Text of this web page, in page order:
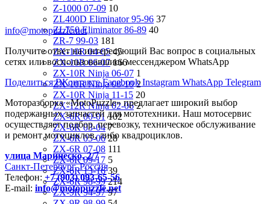
Z-1000 07-09 10
ZL400D Eliminator 95-96 37
ZL750 Eliminator 86-89 40
ZR-7 99-03 181
ZX-10R 04-05 45
ZX-10R 06-07 166
ZX-10R Ninja 06-07 1
ZX-10R Ninja 08-10 2
ZX-10R Ninja 11-15 20
ZX-12R Ninja 02-06 2
ZX-6R 00-01 102
ZX-6R 03-04 7
ZX-6R 05-06 28
ZX-6R 07-08 111
ZX-6R 09-17 5
ZX-6R 13-16 39
ZX-6R 98-99 214
ZX-9R 94-97 97
info@motopuzzle.net
Получите ответ на интересующий Вас вопрос в социальных
сетях или воспользовавшись мессенджером WhatsApp
Поделиться ВКонтакте Facebook Instagram WhatsApp Telegram
Моторазборка «MotoPuzzle» предлагает широкий выбор
подержанных запчастей для мототехники. Наш мотосервис
осуществляет подбор, перевозку, техническое обслуживание
и ремонт мотоциклов, либо квадроциклов.
улица Маринеско, 2/7
Санкт-Петербург, Россия
Телефон: +7 (903) 093-65-56
E-mail: info@motopuzzle.net